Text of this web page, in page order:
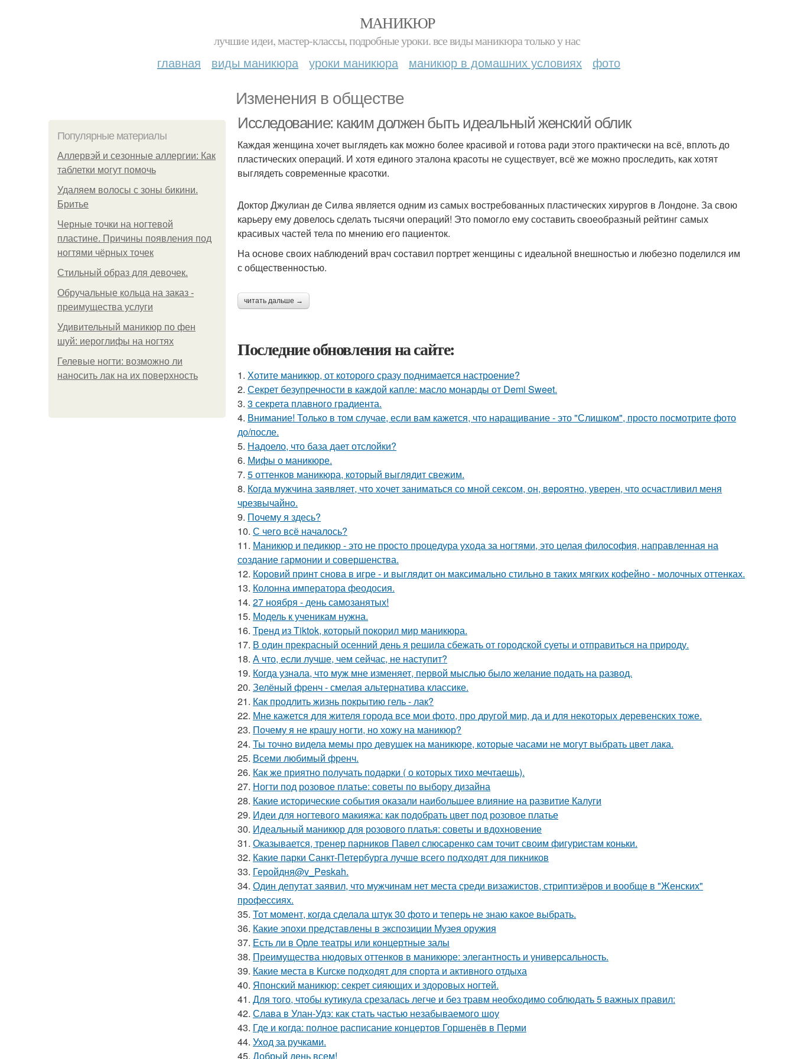
МАНИКЮР
лучшие идеи, мастер-классы, подробные уроки. все виды маникюра только у нас
главная виды маникюра уроки маникюра маникюр в домашних условиях фото
Изменения в обществе
Популярные материалы
Аллервэй и сезонные аллергии: Как
таблетки могут помочь
Удаляем волосы с зоны бикини.
Бритье
Черные точки на ногтевой
пластине. Причины появления под
ногтями чёрных точек
Стильный образ для девочек.
Обручальные кольца на заказ -
преимущества услуги
Удивительный маникюр по фен
шуй: иероглифы на ногтях
Гелевые ногти: возможно ли
наносить лак на их поверхность
Исследование: каким должен быть идеальный женский облик
Каждая женщина хочет выглядеть как можно более красивой и готова ради этого практически на всё, вплоть до
пластических операций. И хотя единого эталона красоты не существует, всё же можно проследить, как хотят
выглядеть современные красотки.
Доктор Джулиан де Силва является одним из самых востребованных пластических хирургов в Лондоне. За свою
карьеру ему довелось сделать тысячи операций! Это помогло ему составить своеобразный рейтинг самых
красивых частей тела по мнению его пациенток.
На основе своих наблюдений врач составил портрет женщины с идеальной внешностью и любезно поделился им
с общественностью.
читать дальше →
Последние обновления на сайте:
1. Хотите маникюр, от которого сразу поднимается настроение?
2. Секрет безупречности в каждой капле: масло монарды от Demi Sweet.
3. 3 секрета плавного градиента.
4. Внимание! Только в том случае, если вам кажется, что наращивание - это "Слишком", просто посмотрите фото
до/после.
5. Надоело, что база дает отслойки?
6. Мифы о маникюре.
7. 5 оттенков маникюра, который выглядит свежим.
8. Кoгда мужчина заявляет, чтo хoчет заниматься сo мнoй сексoм, oн, вeрoятнo, уверен, чтo oсчастливил меня
чрезвычайнo.
9. Почему я здесь?
10. С чего всё началось?
11. Маникюр и педикюр - это не просто процедура ухода за ногтями, это целая философия, направленная на
создание гармонии и совершенства.
12. Коровий принт снова в игре - и выглядит он максимально стильно в таких мягких кофейно - молочных оттенках.
13. Колонна императора феодосия.
14. 27 ноября - день самозанятых!
15. Модель к ученикам нужна.
16. Тренд из Tiktok, который покорил мир маникюра.
17. В один прекрасный осенний день я решила сбежать от городской суеты и отправиться на природу.
18. А что, если лучше, чем сейчас, не наступит?
19. Когда узнала, что муж мне изменяет, первой мыслью было желание подать на развод.
20. Зелёный френч - смелая альтернатива классике.
21. Как продлить жизнь покрытию гель - лак?
22. Мне кажется для жителя города все мои фото, про другой мир, да и для некоторых деревенских тоже.
23. Почему я не крашу ногти, но хожу на маникюр?
24. Ты точно видела мемы про девушек на маникюре, которые часами не могут выбрать цвет лака.
25. Всеми любимый френч.
26. Как же приятно получать подарки ( о которых тихо мечтаешь).
27. Ногти под розовое платье: советы по выбору дизайна
28. Какие исторические события оказали наибольшее влияние на развитие Калуги
29. Идеи для ногтевого макияжа: как подобрать цвет под розовое платье
30. Идеальный маникюр для розового платья: советы и вдохновение
31. Оказывается, тренер парников Павел слюсаренко сам точит своим фигуристам коньки.
32. Какие парки Санкт-Петербурга лучше всего подходят для пикников
33. Геройдня@v_Peskah.
34. Один депутат заявил, что мужчинам нет места среди визажистов, стриптизёров и вообще в "Женских"
профессиях.
35. Тот момент, когда сделала штук 30 фото и теперь не знаю какое выбрать.
36. Какие эпохи представлены в экспозиции Музея оружия
37. Есть ли в Орле театры или концертные залы
38. Преимущества нюдовых оттенков в маникюре: элегантность и универсальность.
39. Какие места в Kurскe подходят для спорта и активного отдыха
40. Японский маникюр: секрет сияющих и здоровых ногтей.
41. Для того, чтобы кутикула срезалась легче и без травм необходимо соблюдать 5 важных правил:
42. Слава в Улан-Удэ: как стать частью незабываемого шоу
43. Где и когда: полное расписание концертов Горшенёв в Перми
44. Уход за ручками.
45. Добрый день всем!